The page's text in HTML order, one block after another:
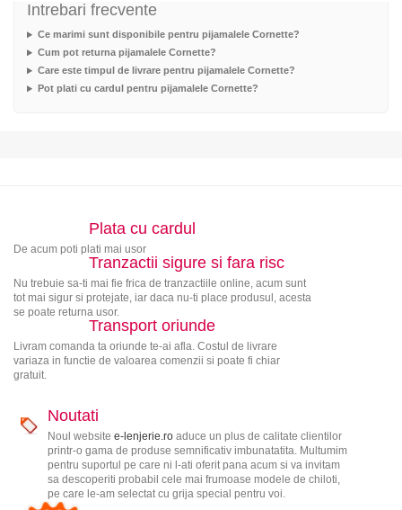
Intrebari frecvente
Ce marimi sunt disponibile pentru pijamalele Cornette?
Cum pot returna pijamalele Cornette?
Care este timpul de livrare pentru pijamalele Cornette?
Pot plati cu cardul pentru pijamalele Cornette?
Plata cu cardul
De acum poti plati mai usor
Tranzactii sigure si fara risc
Nu trebuie sa-ti mai fie frica de tranzactiile online, acum sunt
tot mai sigur si protejate, iar daca nu-ti place produsul, acesta
se poate returna usor.
Transport oriunde
Livram comanda ta oriunde te-ai afla. Costul de livrare
variaza in functie de valoarea comenzii si poate fi chiar
gratuit.
Noutati
Noul website e-lenjerie.roaduce un plus de calitate clientilor
printr-o gama de produse semnificativ imbunatatita. Multumim
pentru suportul pe care ni l-ati oferit pana acum si va invitam
sa descoperiti probabil cele mai frumoase modele de chiloti,
pe care le-am selectat cu grija special pentru voi.